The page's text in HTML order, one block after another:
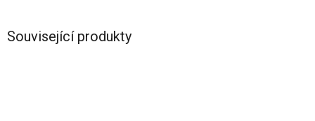
Související produkty